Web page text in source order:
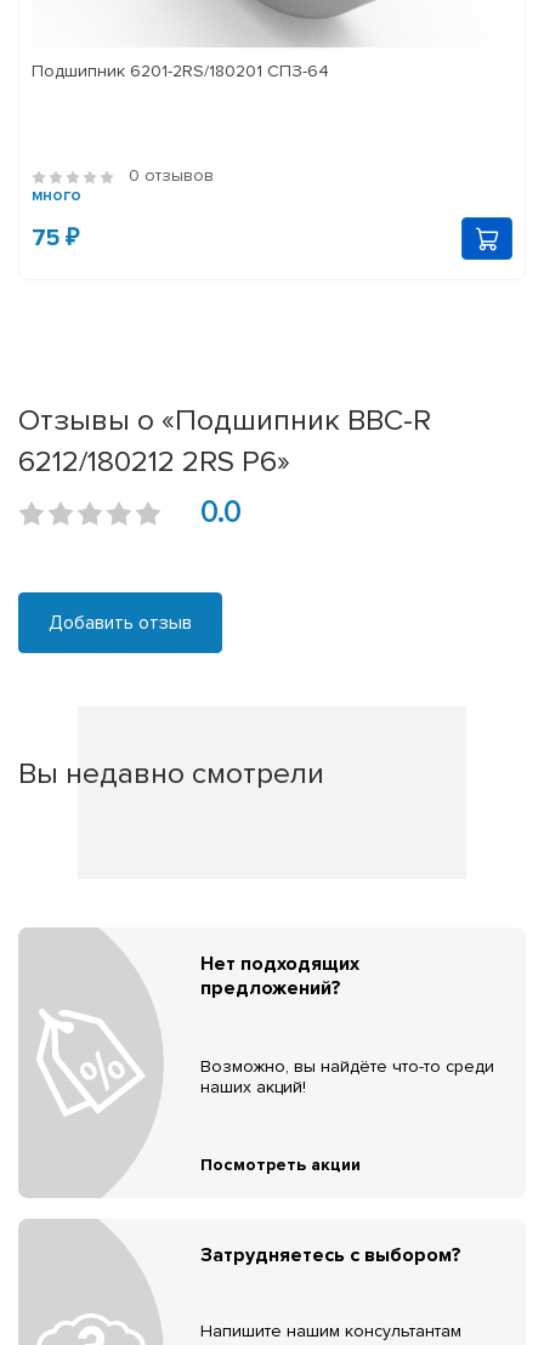
Подшипник 6201-2RS/180201 СПЗ-64
0 отзывов
много
75 ₽
Отзывы о «Подшипник BBC-R
6212/180212 2RS P6»
0.0
Добавить отзыв
Вы недавно смотрели
Нет подходящих
предложений?
Возможно, вы найдёте что-то среди
наших акций!
Посмотреть акции
Затрудняетесь с выбором?
Напишите нашим консультантам